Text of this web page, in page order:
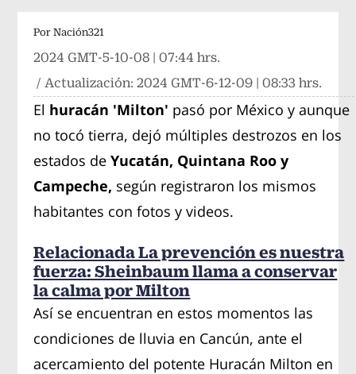
Por Nación321
2024 GMT-5-10-08 | 07:44 hrs.
/ Actualización:2024 GMT-6-12-09 | 08:33 hrs.
El huracán 'Milton' pasó por México y aunque
no tocó tierra, dejó múltiples destrozos en los
estados de Yucatán, Quintana Roo y
Campeche, según registraron los mismos
habitantes con fotos y videos.
Relacionada La prevención es nuestra
fuerza: Sheinbaum llama a conservar
la calma por Milton
Así se encuentran en estos momentos las
condiciones de lluvia en Cancún, ante el
acercamiento del potente Huracán Milton en